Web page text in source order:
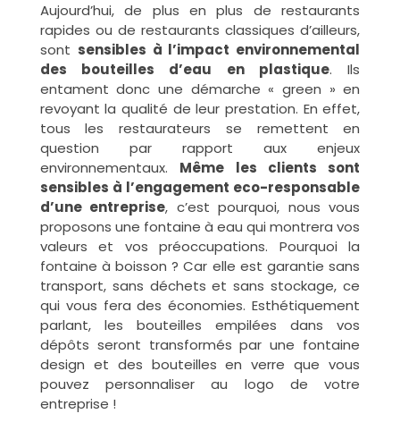
Aujourd’hui, de plus en plus de restaurants
rapides ou de restaurants classiques d’ailleurs,
sont sensibles à l’impact environnemental
des bouteilles d’eau en plastique. Ils
entament donc une démarche « green » en
revoyant la qualité de leur prestation. En effet,
tous les restaurateurs se remettent en
question par rapport aux enjeux
environnementaux. Même les clients sont
sensibles à l’engagement eco-responsable
d’une entreprise, c’est pourquoi, nous vous
proposons une fontaine à eau qui montrera vos
valeurs et vos préoccupations. Pourquoi la
fontaine à boisson ? Car elle est garantie sans
transport, sans déchets et sans stockage, ce
qui vous fera des économies. Esthétiquement
parlant, les bouteilles empilées dans vos
dépôts seront transformés par une fontaine
design et des bouteilles en verre que vous
pouvez personnaliser au logo de votre
entreprise !